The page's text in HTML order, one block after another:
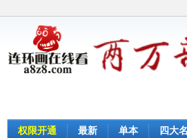
权限开通 最新 单本 四大